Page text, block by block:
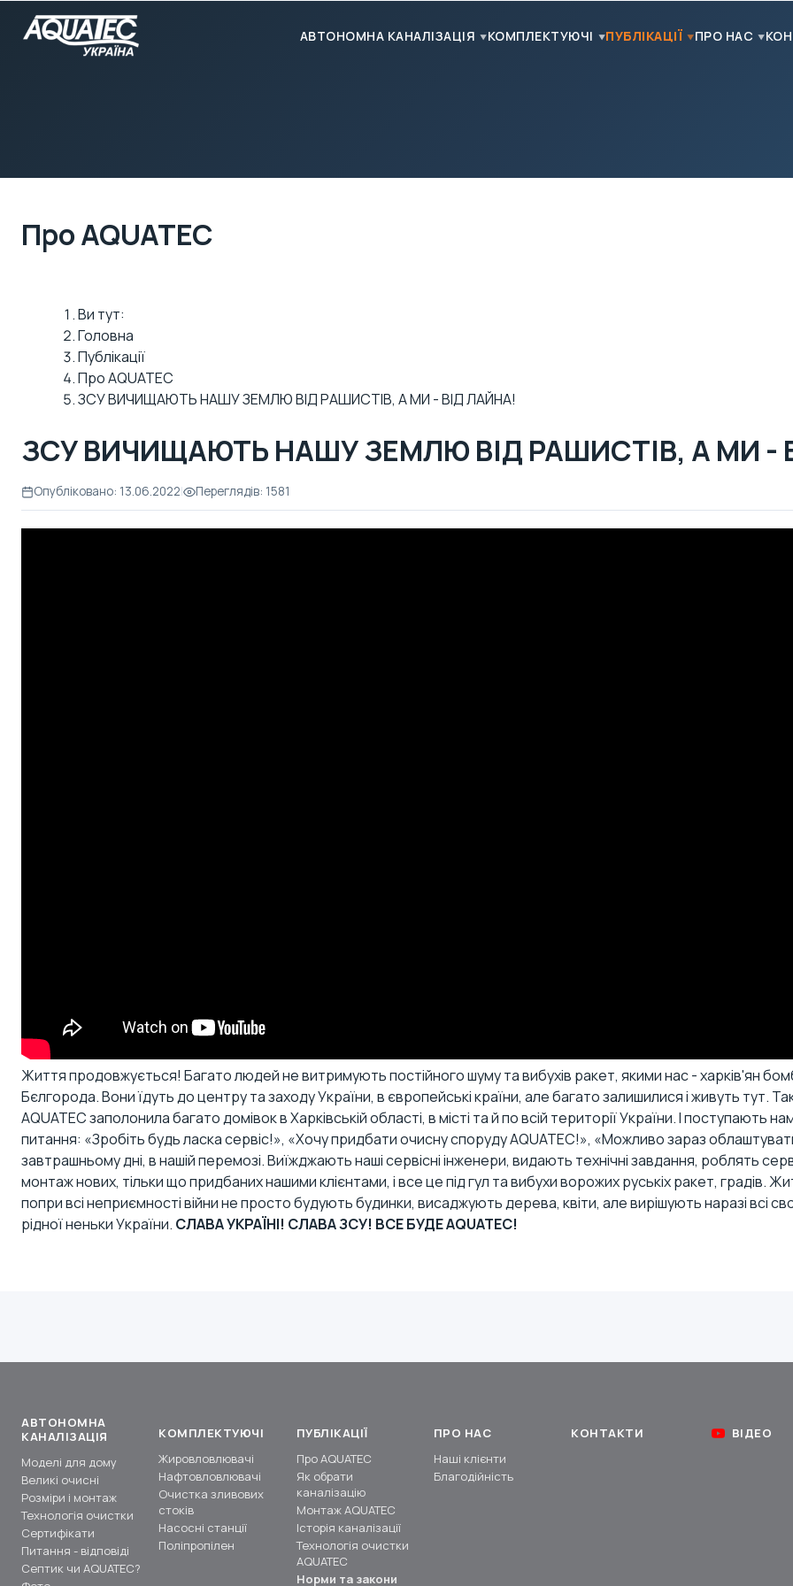
АВТОНОМНА КАНАЛІЗАЦІЯ КОМПЛЕКТУЮЧІ ПУБЛІКАЦІЇ ПРО НАС
Про AQUATEC
Ви тут:
Головна
Публікації
Про AQUATEC
ЗСУ ВИЧИЩАЮТЬ НАШУ ЗЕМЛЮ ВІД РАШИСТІВ, А МИ - ВІД ЛАЙНА!
ЗСУ ВИЧИЩАЮТЬ НАШУ ЗЕМЛЮ ВІД РАШИСТІВ, А МИ -
Опубліковано: 13.06.2022| Переглядів: 1581
Життя продовжується! Багато людей не витримують постійного шуму та вибухів ракет, якими нас - харків'ян
Бєлгорода. Вони їдуть до центру та заходу України, в європейські країни, але багато залишилися і живуть тут.
AQUATEC заполонила багато домівок в Харківській області, в місті та й по всій території України. І поступають
питання: «Зробіть будь ласка сервіс!», «Хочу придбати очисну споруду AQUATEC!», «Можливо зараз
завтрашньому дні, в нашій перемозі. Виїжджають наші сервісні інженери, видають технічні завдання, роблять
монтаж нових, тільки що придбаних нашими клієнтами, і все це під гул та вибухи ворожих руськіх ракет,
попри всі неприємності війни не просто будують будинки, висаджують дерева, квіти, але вирішують наразі всі
рідної неньки України. СЛАВА УКРАЇНІ! СЛАВА ЗСУ! ВСЕ БУДЕ AQUATEC!
АВТОНОМНА
КАНАЛІЗАЦІЯ
Моделі для дому
Великі очисні
Розміри і монтаж
Технологія очистки
Сертифікати
Питання - відповіді
Септик чи AQUATEC?
КОМПЛЕКТУЮЧІ
Жировловлювачі
Нафтовловлювачі
Очистка зливових
стоків
Насосні станції
Поліпропілен
ПУБЛІКАЦІЇ
Про AQUATEC
Як обрати
каналізацію
Монтаж AQUATEC
Історія каналізації
Технологія очистки
AQUATEC
Норми та закони
ПРО НАС
Наші клієнти
Благодійність
КОНТАКТИ ВІДЕО